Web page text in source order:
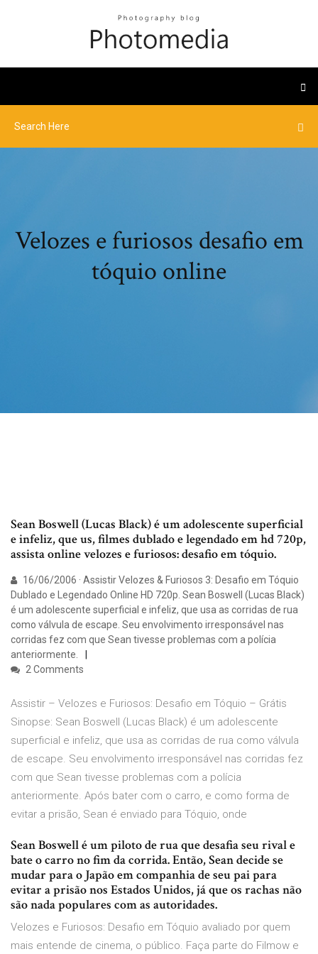
Velozes e furiosos desafio em
tóquio online
Sean Boswell (Lucas Black) é um adolescente superficial
e infeliz, que us, filmes dublado e legendado em hd 720p,
assista online velozes e furiosos: desafio em tóquio.
16/06/2006 · Assistir Velozes & Furiosos 3: Desafio em Tóquio
Dublado e Legendado Online HD 720p. Sean Boswell (Lucas Black)
é um adolescente superficial e infeliz, que usa as corridas de rua
como válvula de escape. Seu envolvimento irresponsável nas
corridas fez com que Sean tivesse problemas com a polícia
anteriormente.
2 Comments
Assistir – Velozes e Furiosos: Desafio em Tóquio – Grátis
Sinopse: Sean Boswell (Lucas Black) é um adolescente
superficial e infeliz, que usa as corridas de rua como válvula
de escape. Seu envolvimento irresponsável nas corridas fez
com que Sean tivesse problemas com a polícia
anteriormente. Após bater com o carro, e como forma de
evitar a prisão, Sean é enviado para Tóquio, onde
Sean Boswell é um piloto de rua que desafia seu rival e
bate o carro no fim da corrida. Então, Sean decide se
mudar para o Japão em companhia de seu pai para
evitar a prisão nos Estados Unidos, já que os rachas não
são nada populares com as autoridades.
Velozes e Furiosos: Desafio em Tóquio avaliado por quem
mais entende de cinema, o público. Faça parte do Filmow e